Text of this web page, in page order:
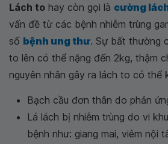
Lách to hay còn gọi là cường
vấn đề từ các bệnh nhiễm trùng
số bệnh ung thư. Sự bất thường
to lên có thể nặng đến 2kg, thậm
nguyên nhân gây ra lách to có thể
Bạch cầu đơn thân do phản
Lá lách bị nhiễm trùng do vi
bệnh như: giang mai, viêm nội